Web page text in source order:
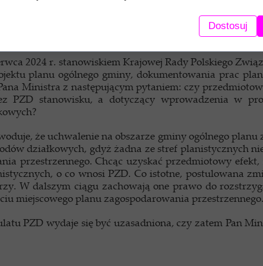
2024 r. stanowiskiem Krajowej Rady Polskiego
planu ogólnego gminy, dokumentowania prac
Ministra z następującym pytaniem: czy
PZD stanowisku, a dotyczący wprowadzenia w
że uchwalenie na obszarze gminy ogólnego
działkowych, gdyż żadna ze stref planistycznych
przestrzennego. Chcąc uzyskać przedmiotowy
o co wnosi PZD. Co istotne, postulowana
W dalszym ciągu zachowają one prawo do
miejscowego planu zagospodarowania przestrzennego.
PZD wydaje się być uzasadniona, czy zatem Pan
Dostosuj